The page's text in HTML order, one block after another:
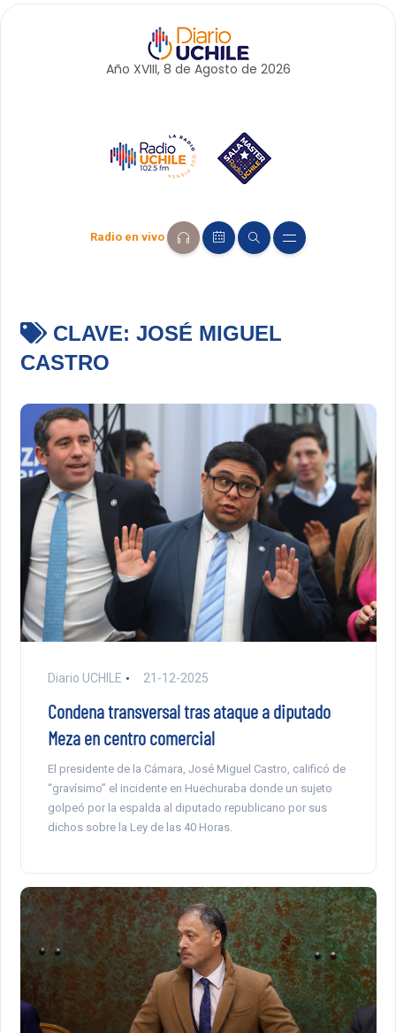
Año XVIII, 8 de Agosto de 2026
Radio en vivo
CLAVE: JOSÉ MIGUEL
CASTRO
Diario UCHILE 21-12-2025
Condena transversal tras ataque a diputado
Meza en centro comercial
El presidente de la Cámara, José Miguel Castro, calificó de
“gravísimo” el incidente en Huechuraba donde un sujeto
golpeó por la espalda al diputado republicano por sus
dichos sobre la Ley de las 40 Horas.